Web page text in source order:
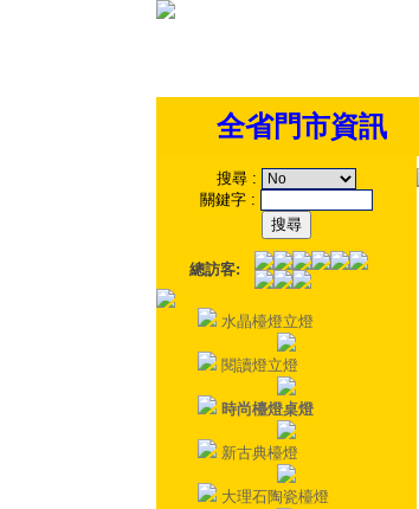
全省門市資訊
搜尋 :
關鍵字 :
總訪客:
水晶檯燈立燈
閱讀燈立燈
時尚檯燈桌燈
新古典檯燈
大理石陶瓷檯燈